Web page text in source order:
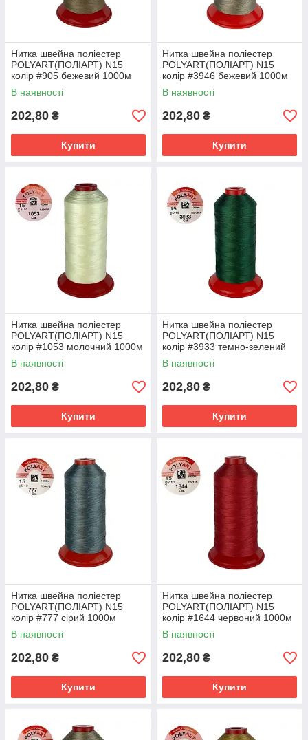
Нитка швейна поліестер
POLYART(ПОЛІАРТ) N15
колір #905 бежевий 1000м
(ОРИГІНАЛ, ТУРЕЧЧИНА)
В наявності
202,80 ₴
Купити
Нитка швейна поліестер
POLYART(ПОЛІАРТ) N15
колір #3946 бежевий 1000м
(ОРИГІНАЛ, ТУРЕЧЧИНА)
В наявності
202,80 ₴
Купити
Нитка швейна поліестер
POLYART(ПОЛІАРТ) N15
колір #1053 молочний 1000м
(ОРИГІНАЛ, ТУРЕЧЧИНА)
В наявності
202,80 ₴
Купити
Нитка швейна поліестер
POLYART(ПОЛІАРТ) N15
колір #3933 темно-зелений
1000м (ОРИГІНАЛ,
ТУРЕЧЧИНА)
В наявності
202,80 ₴
Купити
Нитка швейна поліестер
POLYART(ПОЛІАРТ) N15
колір #777 сірий 1000м
(ОРИГІНАЛ, ТУРЕЧЧИНА)
В наявності
202,80 ₴
Купити
Нитка швейна поліестер
POLYART(ПОЛІАРТ) N15
колір #1644 червоний 1000м
(ОРИГІНАЛ, ТУРЕЧЧИНА)
В наявності
202,80 ₴
Купити